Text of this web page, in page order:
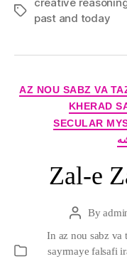
Tags
past and today
AZ NOU SABZ VA
KHERAD
SECULAR
Zal-e
PostBy
Categories
In az nou sabz va
sayrmaye falsafi